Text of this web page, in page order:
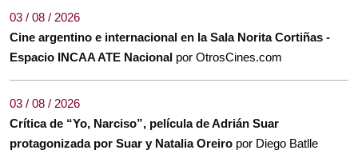
03 / 08 / 2026
Cine argentino e internacional en la Sala Norita Cortiñas -
Espacio INCAA ATE Nacional por OtrosCines.com
03 / 08 / 2026
Crítica de “Yo, Narciso”, película de Adrián Suar
protagonizada por Suar y Natalia Oreiro por Diego Batlle